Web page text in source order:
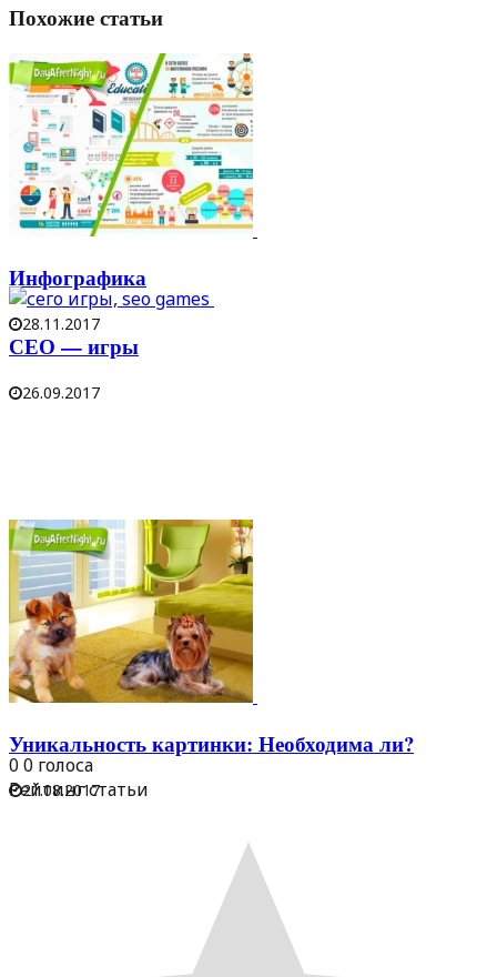
Похожие статьи
Инфографика
28.11.2017
СЕО — игры
26.09.2017
Уникальность картинки: Необходима ли?
21.08.2017
00 голоса
Рейтинг статьи